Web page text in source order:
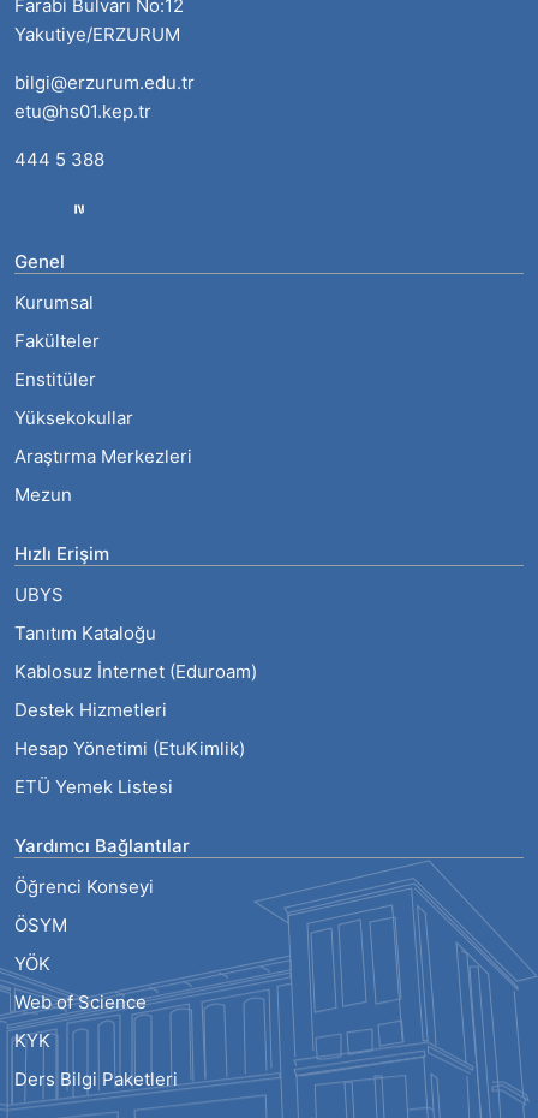
Farabi Bulvarı No:12
Yakutiye/ERZURUM
bilgi@erzurum.edu.tr
etu@hs01.kep.tr
444 5 388
Genel
Kurumsal
Fakülteler
Enstitüler
Yüksekokullar
Araştırma Merkezleri
Mezun
Hızlı Erişim
UBYS
Tanıtım Kataloğu
Kablosuz İnternet (Eduroam)
Destek Hizmetleri
Hesap Yönetimi (EtuKimlik)
ETÜ Yemek Listesi
Yardımcı Bağlantılar
Öğrenci Konseyi
ÖSYM
YÖK
Web of Science
KYK
Ders Bilgi Paketleri